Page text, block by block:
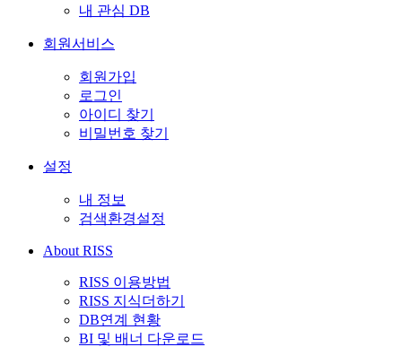
내 관심 DB
회원서비스
회원가입
로그인
아이디 찾기
비밀번호 찾기
설정
내 정보
검색환경설정
About RISS
RISS 이용방법
RISS 지식더하기
DB연계 현황
BI 및 배너 다운로드